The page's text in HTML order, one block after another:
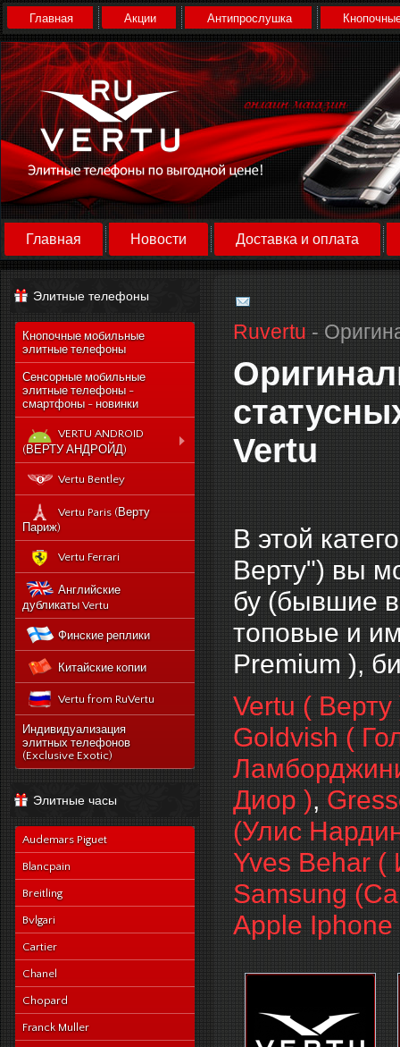
Главная Акции Антипрослушка
Главная Новости Доставка и оплата
Элитные телефоны
Кнопочные мобильные
элитные телефоны
Сенсорные мобильные
элитные телефоны -
смартфоны - новинки
VERTU ANDROID
(ВЕРТУ АНДРОЙД)
Новый Vertu Signature
New Touch
Vertu Constellation X duos
Sim - смартфон Верту
Констелейшен икс на две
сим карты
Vertu Signature touch
Vertu Aster (Верту Астер)
Vertu Ti
Vertu Constellation V
noviy-vertu-signature-
new-touch
catalog
543-vertu-signature-
touch-grape-lizard-
en
navy-alligator-en
category
175-novyj-vertu-
signature-new-touch
Vertu Bentley
Vertu Paris (Верту
Париж)
Vertu Ferrari
Английские
дубликаты Vertu
Финские реплики
Китайские копии
Vertu from RuVertu
Индивидуализация
элитных телефонов
(Exclusive Exotic)
Элитные часы
Audemars Piguet
Blancpain
Breitling
Bvlgari
Cartier
Chanel
Chopard
Franck Muller
Ruvertu -
Vertu
В этой
Верту") вы
бу (бывшие
топовые и
Premium ),
Vertu ( Верту
Goldvish (
Диор ),
(Улис
Yves Behar (
Samsung
Apple